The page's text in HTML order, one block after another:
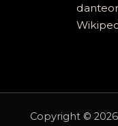
Copyright ©